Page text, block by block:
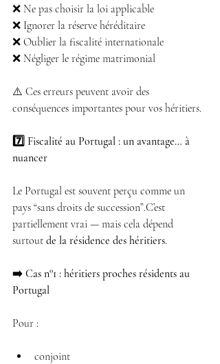
❌ Ne pas choisir la loi applicable
❌ Ignorer la réserve héréditaire
❌ Oublier la fiscalité internationale
❌ Négliger le régime matrimonial
⚠️ Ces erreurs peuvent avoir des
conséquences importantes pour vos héritiers.
7️⃣ Fiscalité au Portugal : un avantage… à
nuancer
Le Portugal est souvent perçu comme un
pays “sans droits de succession”.C’est
partiellement vrai — mais cela dépend
surtout de la résidence des héritiers.
➡️ Cas n°1 : héritiers proches résidents au
Portugal
Pour :
conjoint